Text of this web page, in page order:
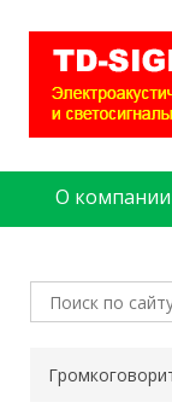
О компании